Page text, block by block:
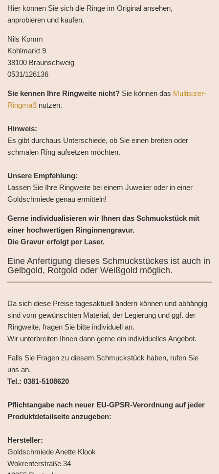
Hier können Sie sich die Ringe im Original ansehen,
anprobieren und kaufen.
Nils Komm
Kohlmarkt 9
38100 Braunschweig
0531/126136
Sie kennen Ihre Ringweite nicht? Sie können das Multisizer-
Ringmaß nutzen.
Hinweis:
Es gibt durchaus Unterschiede, ob Sie einen breiten oder
schmalen Ring aufsetzen möchten.
Unsere Empfehlung:
Lassen Sie Ihre Ringweite bei einem Juwelier oder in einer
Goldschmiede genau ermitteln!
Gerne individualisieren wir Ihnen das Schmuckstück mit
einer hochwertigen Ringinnengravur.
Die Gravur erfolgt per Laser.
Eine Anfertigung dieses Schmuckstückes ist auch in
Gelbgold, Rotgold oder Weißgold möglich.
Da sich diese Preise tagesaktuell ändern können und abhängig
sind vom gewünschten Material, der Legierung und ggf. der
Ringweite, fragen Sie bitte individuell an.
Wir unterbreiten Ihnen dann gerne ein individuelles Angebot.
Falls Sie Fragen zu diesem Schmuckstück haben, rufen Sie
uns an.
Tel.: 0381-5108620
Pflichtangabe nach neuer EU-GPSR-Verordnung auf jeder
Produktdetailseite anzugeben:
Hersteller:
Goldschmiede Anette Klook
Wokrenterstraße 34